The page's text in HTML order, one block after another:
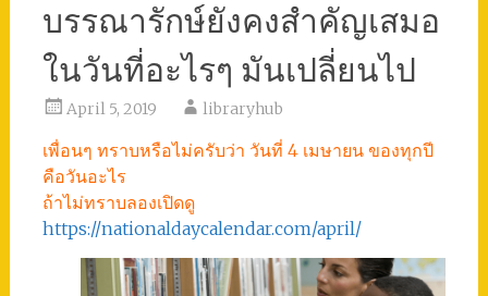
บรรณารักษ์ยังคงสำคัญเสมอ
ในวันที่อะไรๆ มันเปลี่ยนไป
April 5, 2019 libraryhub
เพื่อนๆ ทราบหรือไม่ครับว่า วันที่ 4 เมษายน ของทุกปี
คือวันอะไร
ถ้าไม่ทราบลองเปิดดู
https://nationaldaycalendar.com/april/